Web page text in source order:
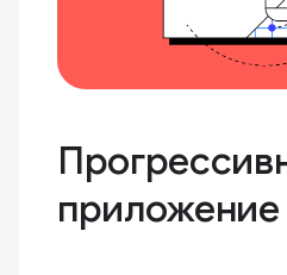
приложение